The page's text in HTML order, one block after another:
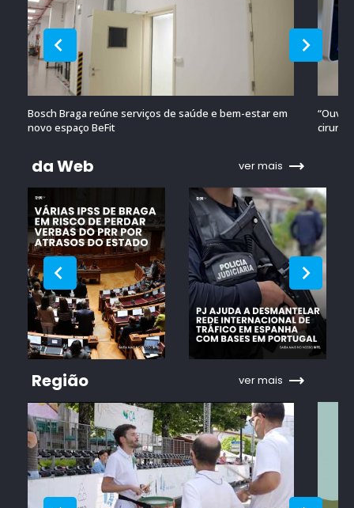
Bosch Braga reúne serviços de saúde e bem-estar em
novo espaço BeFit
da Web ver mais
Região ver mais